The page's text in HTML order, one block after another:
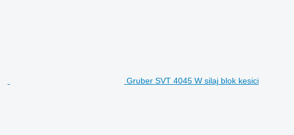
Gruber SVT 4045 W silaj blok kesici